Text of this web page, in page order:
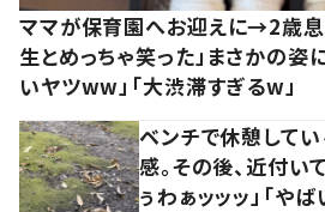
ママが保育園へお迎えに→2歳
生とめっちゃ笑った」まさかの姿
いヤツww」「大渋滞すぎるw」
ベンチで休憩して
感。その後、近付
ぅわぁッッッ」「や